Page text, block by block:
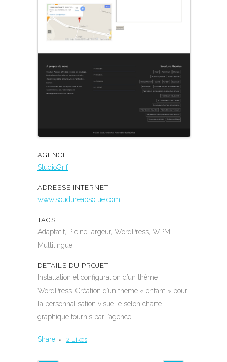
AGENCE
StudioGrif
ADRESSE INTERNET
www.soudureabsolue.com
TAGS
Adaptatif, Pleine largeur, WordPress, WPML
Multilingue
DÉTAILS DU PROJET
Installation et configuration d’un thème
WordPress. Création d’un thème « enfant » pour
la personnalisation visuelle selon charte
graphique fournis par l’agence.
Share 2 Likes